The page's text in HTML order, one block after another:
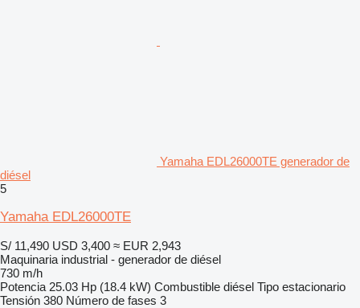
Yamaha EDL26000TE generador de
diésel
5
Yamaha EDL26000TE
S/ 11,490 USD 3,400 ≈ EUR 2,943
Maquinaria industrial - generador de diésel
730 m/h
Potencia 25.03 Hp (18.4 kW) Combustible diésel Tipo estacionario
Tensión 380 Número de fases 3